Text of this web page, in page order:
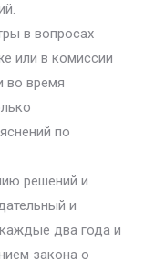
в вопросах
или в комиссии
во время
по
решений и
и
два года и
закона о